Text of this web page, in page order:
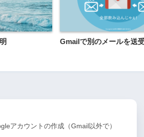
Gmailで別のメールを送
アカウントの作成（Gmail以外で）